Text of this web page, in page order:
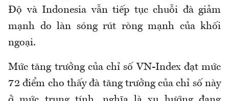
Độ và Indonesia vẫn tiếp tục chuỗi đà giảm
mạnh do làn sóng rút ròng mạnh của khối
ngoại.
Mức tăng trưởng của chỉ số VN-Index đạt mức
72 điểm cho thấy đà tăng trưởng của chỉ số này